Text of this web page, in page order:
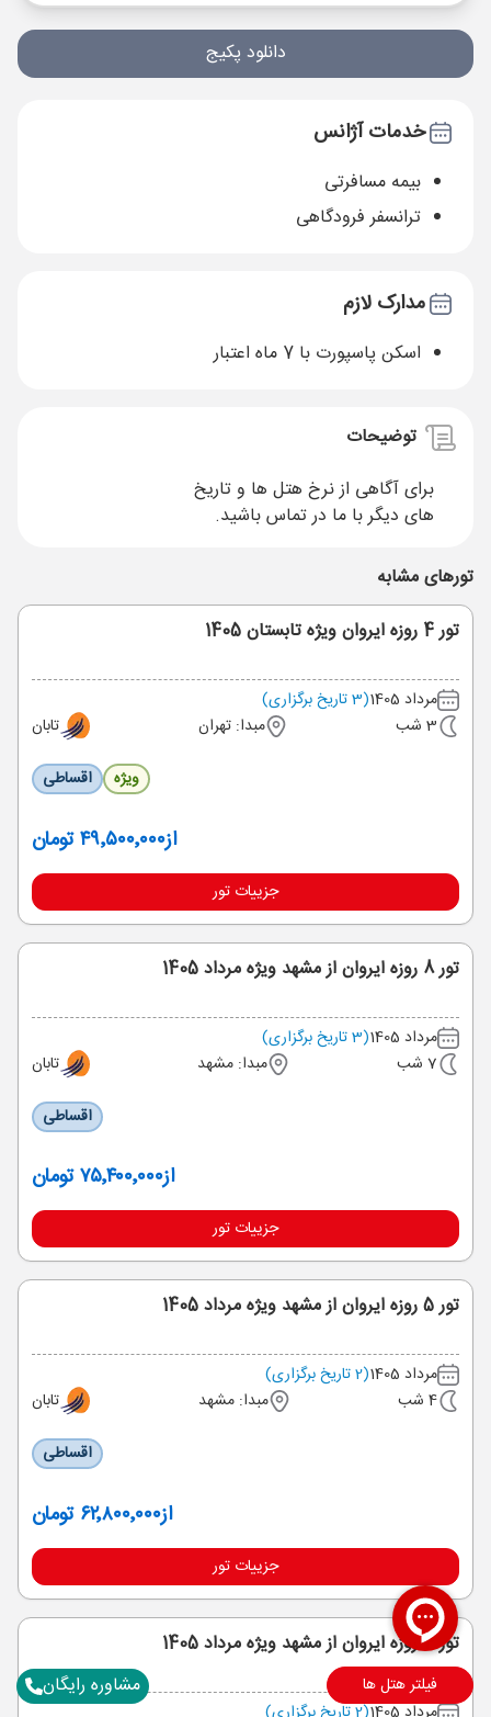
فیلتر هتل ها
دانلود پکیج
خدمات آژانس
بیمه مسافرتی
ترانسفر فرودگاهی
مدارک لازم
اسکن پاسپورت با 7 ماه اعتبار
توضیحات
برای آگاهی از نرخ هتل ها و تاریخ
های دیگر با ما در تماس باشید.
تورهای مشابه
تور 4 روزه ایروان ویژه تابستان 1405
مرداد 1405
(3 تاریخ برگزاری)
3 شب
مبدا: تهران
تابان
ویژه
اقساطی
از۴۹٬۵۰۰٬۰۰۰ تومان
جزییات تور
تور 8 روزه ایروان از مشهد ویژه مرداد 1405
مرداد 1405
(3 تاریخ برگزاری)
7 شب
مبدا: مشهد
تابان
اقساطی
از۷۵٬۴۰۰٬۰۰۰ تومان
جزییات تور
تور 5 روزه ایروان از مشهد ویژه مرداد 1405
مرداد 1405
(2 تاریخ برگزاری)
4 شب
مبدا: مشهد
تابان
اقساطی
از۶۲٬۸۰۰٬۰۰۰ تومان
جزییات تور
تور 4 روزه ایروان از مشهد ویژه مرداد 1405
مشاوره رایگان